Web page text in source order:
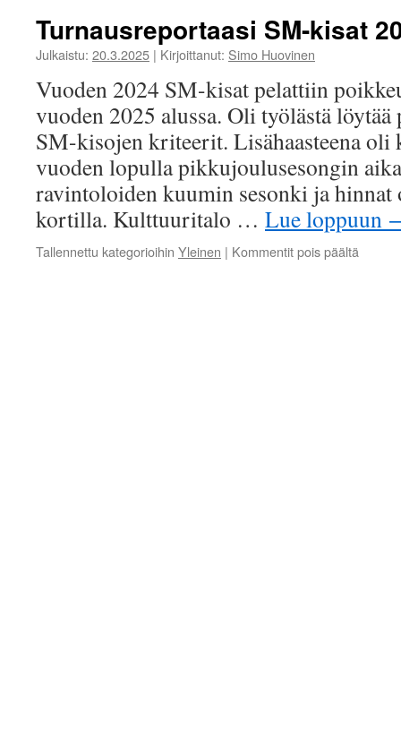
Turnausreportaasi SM-kisat
Julkaistu: 20.3.2025 | Kirjoittanut: Simo Huovinen
Vuoden 2024 SM-kisat pelattiin
vuoden 2025 alussa. Oli työlästä
SM-kisojen kriteerit. Lisähaasteena oli
vuoden lopulla pikkujoulusesongin
ravintoloiden kuumin sesonki ja hinnat
kortilla. Kulttuuritalo … Lue loppuun
Tallennettu kategorioihin Yleinen | Kommentit pois päältä